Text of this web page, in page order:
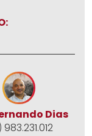
Dias
983.231.012